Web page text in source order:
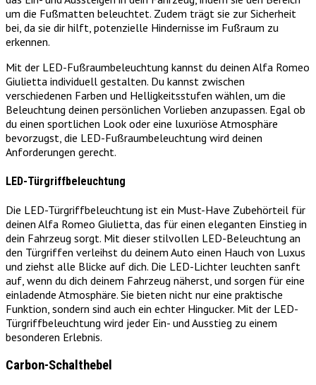
um die Fußmatten beleuchtet. Zudem trägt sie zur Sicherheit
bei, da sie dir hilft, potenzielle Hindernisse im Fußraum zu
erkennen.
Mit der LED-Fußraumbeleuchtung kannst du deinen Alfa Romeo
Giulietta individuell gestalten. Du kannst zwischen
verschiedenen Farben und Helligkeitsstufen wählen, um die
Beleuchtung deinen persönlichen Vorlieben anzupassen. Egal ob
du einen sportlichen Look oder eine luxuriöse Atmosphäre
bevorzugst, die LED-Fußraumbeleuchtung wird deinen
Anforderungen gerecht.
LED-Türgriffbeleuchtung
Die LED-Türgriffbeleuchtung ist ein Must-Have Zubehörteil für
deinen Alfa Romeo Giulietta, das für einen eleganten Einstieg in
dein Fahrzeug sorgt. Mit dieser stilvollen LED-Beleuchtung an
den Türgriffen verleihst du deinem Auto einen Hauch von Luxus
und ziehst alle Blicke auf dich. Die LED-Lichter leuchten sanft
auf, wenn du dich deinem Fahrzeug näherst, und sorgen für eine
einladende Atmosphäre. Sie bieten nicht nur eine praktische
Funktion, sondern sind auch ein echter Hingucker. Mit der LED-
Türgriffbeleuchtung wird jeder Ein- und Ausstieg zu einem
besonderen Erlebnis.
Carbon-Schalthebel